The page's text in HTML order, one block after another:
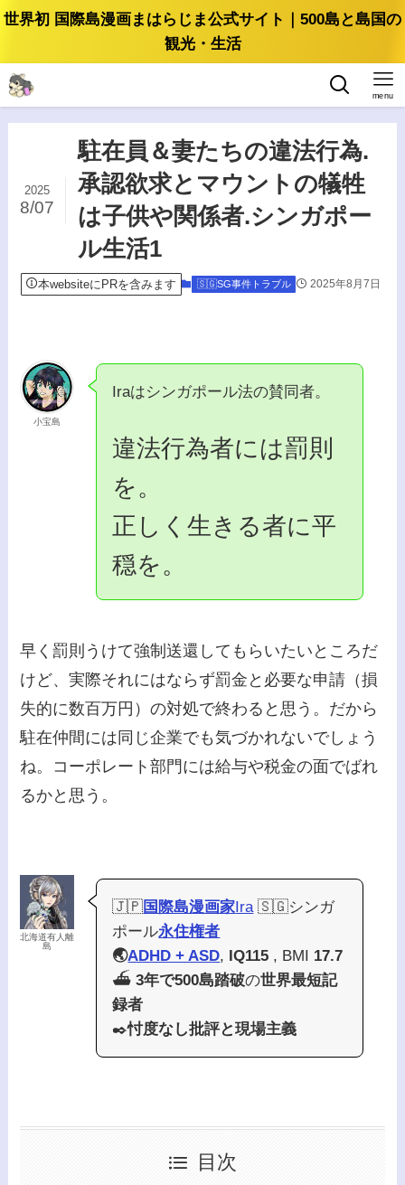
世界初 国際島漫画まはらじま公式サイト｜500島と島国の
観光・生活
menu
駐在員＆妻たちの違法行為.
承認欲求とマウントの犠牲
は子供や関係者.シンガポー
ル生活1
2025
8/07
本websiteにPRを含みます 🇸🇬SG事件トラブル 2025年8月7日
小宝島
Iraはシンガポール法の賛同者。
違法行為者には罰則
を。
正しく生きる者に平
穏を。
早く罰則うけて強制送還してもらいたいところだ
けど、実際それにはならず罰金と必要な申請（損
失的に数百万円）の対処で終わると思う。だから
駐在仲間には同じ企業でも気づかれないでしょう
ね。コーポレート部門には給与や税金の面でばれ
るかと思う。
北海道有人離
島
🇯🇵国際島漫画家Ira🇸🇬シンガ
ポール永住権者
🌏ADHD + ASD, IQ115 , BMI 17.7
⛴️3年で500島踏破の世界最短記
録者
✒️忖度なし批評と現場主義
目次